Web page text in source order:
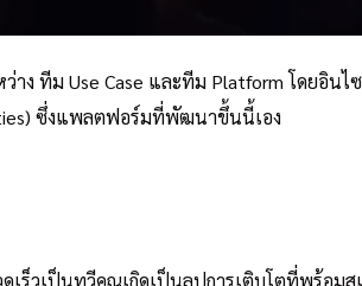
าง ทีม Use Case และทีม Platform โดยอิน
ซึ่งแพลตฟอร์มที่พัฒนาขึ้นนี้เอง
เร็วเป็นทวีคูณเกิดเป็นลูปการเติบโตที่พร้อม